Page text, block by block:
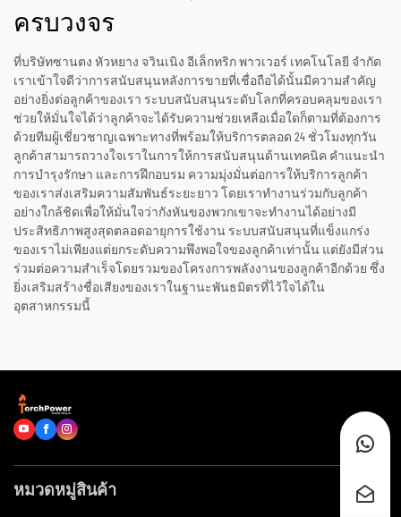
ครบวงจร
ที่บริษัทซานตง หัวหยาง จวินเนิง อีเล็กทริก พาวเวอร์ เทคโนโลยี จำกัด
เราเข้าใจดีว่าการสนับสนุนหลังการขายที่เชื่อถือได้นั้นมีความสำคัญ
อย่างยิ่งต่อลูกค้าของเรา ระบบสนับสนุนระดับโลกที่ครอบคลุมของเรา
ช่วยให้มั่นใจได้ว่าลูกค้าจะได้รับความช่วยเหลือเมื่อใดก็ตามที่ต้องการ
ด้วยทีมผู้เชี่ยวชาญเฉพาะทางที่พร้อมให้บริการตลอด 24 ชั่วโมงทุกวัน
ลูกค้าสามารถวางใจเราในการให้การสนับสนุนด้านเทคนิค คำแนะนำ
การบำรุงรักษา และการฝึกอบรม ความมุ่งมั่นต่อการให้บริการลูกค้า
ของเราส่งเสริมความสัมพันธ์ระยะยาว โดยเราทำงานร่วมกับลูกค้า
อย่างใกล้ชิดเพื่อให้มั่นใจว่ากังหันของพวกเขาจะทำงานได้อย่างมี
ประสิทธิภาพสูงสุดตลอดอายุการใช้งาน ระบบสนับสนุนที่แข็งแกร่ง
ของเราไม่เพียงแต่ยกระดับความพึงพอใจของลูกค้าเท่านั้น แต่ยังมีส่วน
ร่วมต่อความสำเร็จโดยรวมของโครงการพลังงานของลูกค้าอีกด้วย ซึ่ง
ยิ่งเสริมสร้างชื่อเสียงของเราในฐานะพันธมิตรที่ไว้ใจได้ใน
อุตสาหกรรมนี้
หมวดหมู่สินค้า